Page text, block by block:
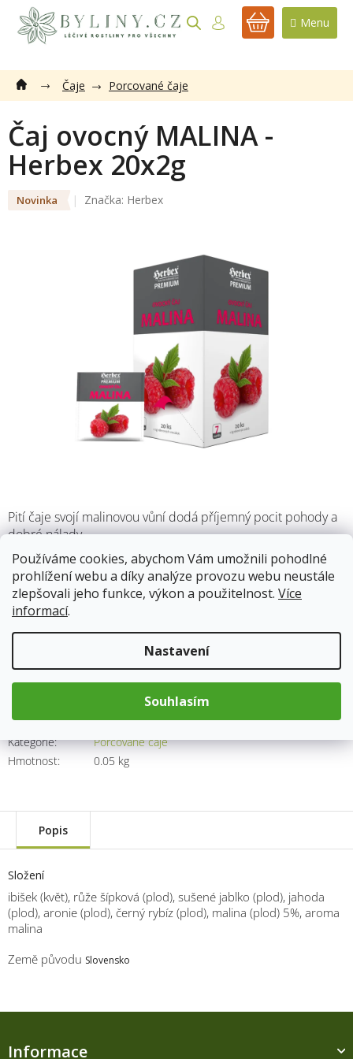
Používáme cookies, abychom Vám umožnili pohodlné
prohlížení webu a díky analýze provozu webu neustále
zlepšovali jeho funkce, výkon a použitelnost. Více
informací.
Nastavení
Souhlasím
obsah
NÁKUPNÍ
Čaje Porcované čaje
Čaj ovocný MALINA -
Herbex 20x2g
Novinka Značka: Herbex
Skladem(12 ks) 13.8.2026
Pití čaje svojí malinovou vůní dodá příjemný pocit pohody a
dobré nálady.
Kód produktu:
8678
Kategorie:
Porcované čaje
Hmotnost: 0.05 kg
57 Kč
Měrná
cena:
Přidat do košíku
Popis
Složení
ibišek (květ), růže šípková (plod), sušené jablko (plod), jahoda
(plod), aronie (plod), černý rybíz (plod), malina (plod) 5%, aroma
malina
Země původu Slovensko
Informace